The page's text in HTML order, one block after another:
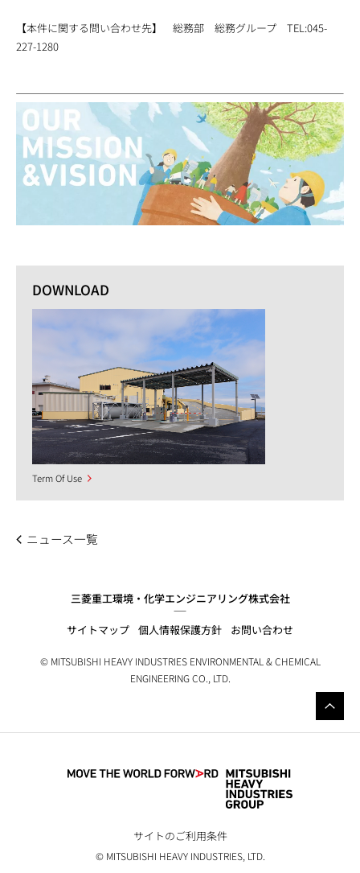
【本件に関する問い合わせ先】 総務部 総務グループ TEL:045-
227-1280
DOWNLOAD
Term Of Use
ニュース一覧
三菱重工環境・化学エンジニアリング株式会社
サイトマップ 個人情報保護方針 お問い合わせ
© MITSUBISHI HEAVY INDUSTRIES ENVIRONMENTAL & CHEMICAL
ENGINEERING CO., LTD.
サイトのご利用条件
© MITSUBISHI HEAVY INDUSTRIES, LTD.